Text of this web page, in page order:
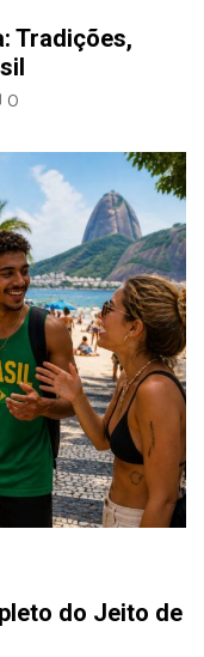
Tradições,
0
do Jeito de